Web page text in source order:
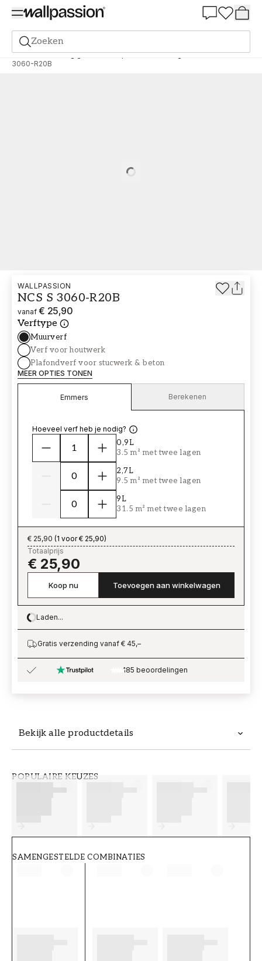
Zoeken
Verf Bestelling gebaseerd op NCS Bestelling door NCS
3060-R20B
Bekijk alle productdetails
POPULAIRE KEUZES
SAMENGESTELDE COMBINATIES
WALLPASSION
NCS S 3060-R20B
vanaf € 25,90
Verftype
Muurverf
Verf voor houtwerk
Plafondverf voor stucwerk & beton
MEER OPTIES TONEN
Emmers Berekenen
Hoeveel verf heb je nodig?
0,9L
3.5 m² met twee lagen
2,7L
9.5 m² met twee lagen
9L
31.5 m² met twee lagen
€ 25,90 (1 voor € 25,90)
Totaalprijs
€ 25,90
Koop nu Toevoegen aan winkelwagen
Loading…
Laden...
Gratis verzending vanaf € 45,–
185 beoordelingen